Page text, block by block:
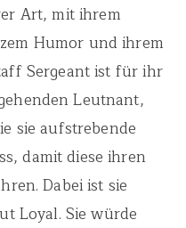
Art, mit ihrem
Humor und ihrem
Sergeant ist für ihr
Leutnant,
sie aufstrebende
damit diese ihren
Dabei ist sie
Loyal. Sie würde